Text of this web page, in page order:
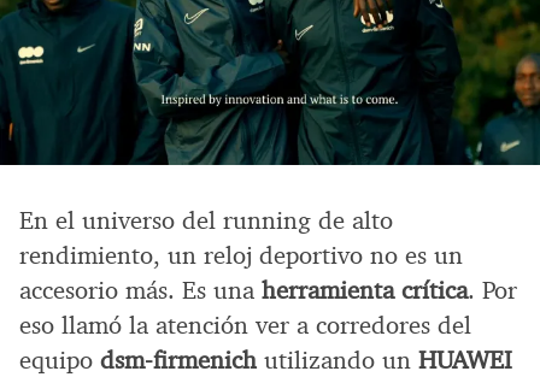
En el universo del running de alto
rendimiento, un reloj deportivo no es un
accesorio más. Es una herramienta crítica. Por
eso llamó la atención ver a corredores del
equipo dsm-firmenich utilizando un HUAWEI